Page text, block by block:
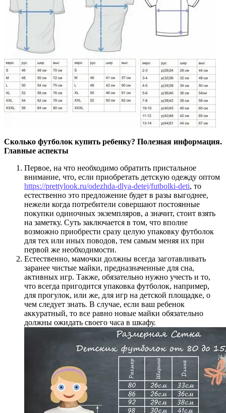
Сколько футболок купить ребенку? Полезная информация.
Главные аспекты
Первое, на что необходимо обратить пристальное
внимание, что, если приобретать детскую одежду оптом
https://prettylook.ru/odezhda-dlya-detej/futbolki-deti, то
естественно это предложение будет в разы выгоднее,
нежели когда потребители совершают постоянные
покупки одиночных экземпляров, а значит, стоит взять
на заметку. Суть заключается в том, что вполне
возможно приобрести сразу целую упаковку футболок
для тех или иных поводов, тем самым меняя их при
первой же необходимости.
Естественно, мамочки должны всегда заготавливать
заранее чистые майки, предназначенные для сна,
активных игр. Также, обязательно нужно учесть и то,
что всегда пригодится упаковка футболок, например,
для прогулок, или же, для игр на детской площадке, о
чем следует знать. В случае, если ваш ребенок
аккуратный, то все равно новые майки обязательно
должны ожидать своего часа в шкафу.